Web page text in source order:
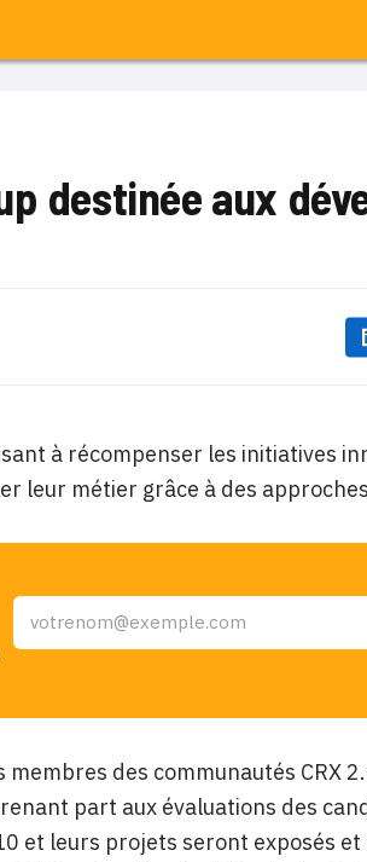
destinée aux
à récompenser les initiatives
leur métier grâce à des
des communautés CRX
part aux évaluations des
et leurs projets seront exposés et